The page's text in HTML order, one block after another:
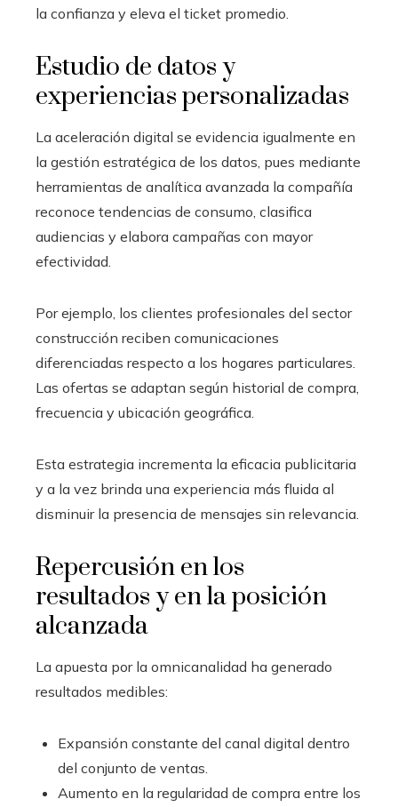
la confianza y eleva el ticket promedio.
Estudio de datos y
experiencias personalizadas
La aceleración digital se evidencia igualmente en
la gestión estratégica de los datos, pues mediante
herramientas de analítica avanzada la compañía
reconoce tendencias de consumo, clasifica
audiencias y elabora campañas con mayor
efectividad.
Por ejemplo, los clientes profesionales del sector
construcción reciben comunicaciones
diferenciadas respecto a los hogares particulares.
Las ofertas se adaptan según historial de compra,
frecuencia y ubicación geográfica.
Esta estrategia incrementa la eficacia publicitaria
y a la vez brinda una experiencia más fluida al
disminuir la presencia de mensajes sin relevancia.
Repercusión en los
resultados y en la posición
alcanzada
La apuesta por la omnicanalidad ha generado
resultados medibles:
Expansión constante del canal digital dentro
del conjunto de ventas.
Aumento en la regularidad de compra entre los